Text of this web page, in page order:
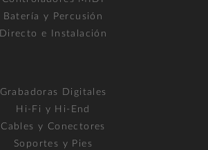
Batería y Percusión
Directo e Instalación
Grabadoras Digitales
Hi-Fi y Hi-End
Cables y Conectores
Soportes y Pies